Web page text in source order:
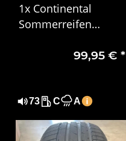
1x Continental
Sommerreifen
SUV XL MO DOT1823
99,95 € *
73 C A